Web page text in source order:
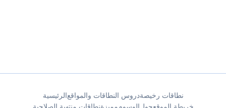
الرئيسيةدروس النطاقات والمواقعنطاقات رخيصة
نطاقات منتهية الصلاحيةمميزةالوسوم حولخريطة الموقع